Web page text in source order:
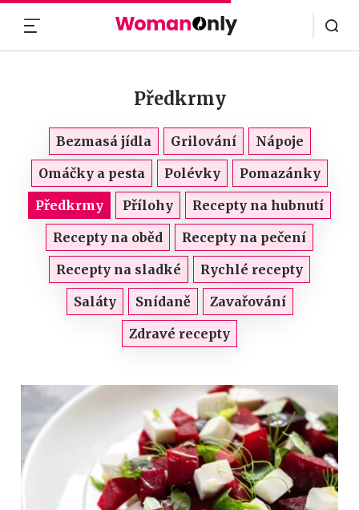
Předkrmy
Bezmasá jídla Grilování
Nápoje
Omáčky a pesta
Polévky
Pomazánky
Předkrmy
Přílohy
Recepty na hubnutí
Recepty na oběd
Recepty na pečení
Recepty na sladké
Rychlé recepty
Saláty
Snídaně
Zavařování
Zdravé recepty